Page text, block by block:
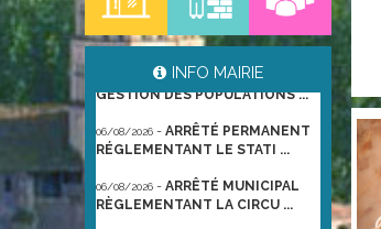
INFO MAIRIE
GESTION DES POPULATIONS ...
RÉGLEMENTANT LE STATI ...
RÈGLEMENTANT LA CIRCU ...